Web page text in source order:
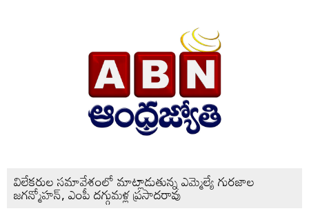
విలేకరుల సమావేశంలో మాట్లాడుతున్న ఎమ్మెల్యే గురజాల
జగన్మోహన్‌, ఎంపీ దగ్గుమళ్ల ప్రసాదరావు